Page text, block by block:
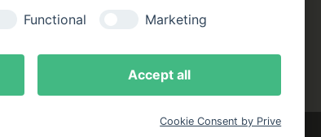
Functional Marketing
Accept all
Cookie Consent by Prive